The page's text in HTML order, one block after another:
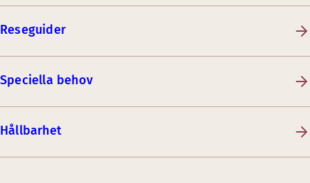
Reseguider
Speciella behov
Hållbarhet